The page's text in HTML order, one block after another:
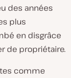
des années
plus
en disgrâce
de propriétaire.
comme